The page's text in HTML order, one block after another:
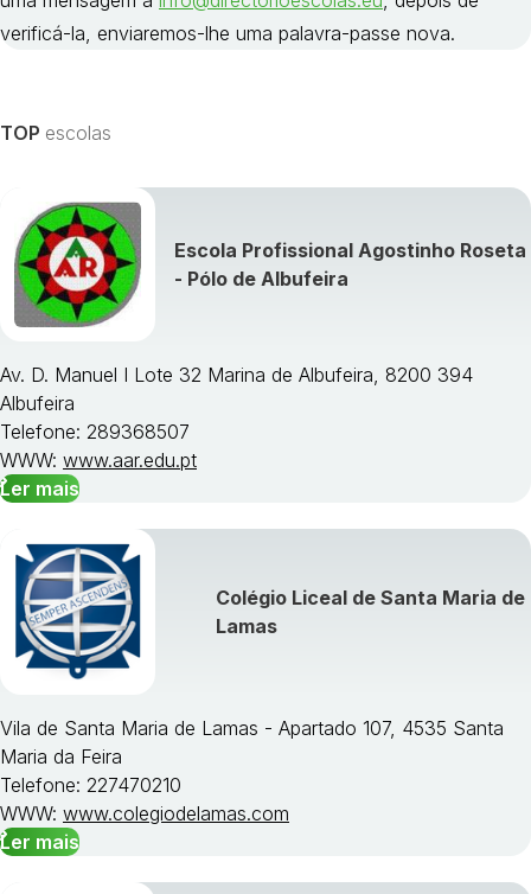
verificá-la, enviaremos-lhe uma palavra-passe nova.
TOP escolas
Escola Profissional Agostinho Roseta
- Pólo de Albufeira
Av. D. Manuel I Lote 32 Marina de Albufeira, 8200 394
Albufeira
Telefone: 289368507
WWW: www.aar.edu.pt
Ler mais
Colégio Liceal de Santa Maria de
Lamas
Vila de Santa Maria de Lamas - Apartado 107, 4535 Santa
Maria da Feira
Telefone: 227470210
WWW: www.colegiodelamas.com
Ler mais